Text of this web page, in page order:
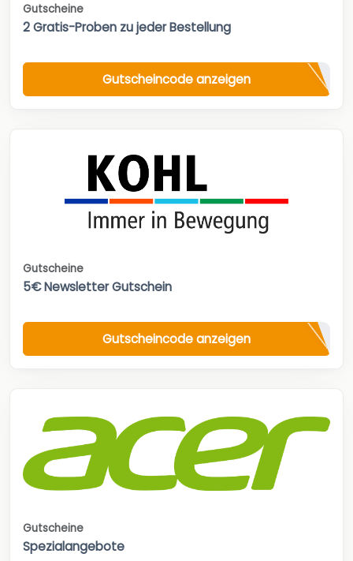
Gutscheine
2 Gratis-Proben zu jeder Bestellung
Gutscheincode anzeigen
Gutscheine
5€ Newsletter Gutschein
Gutscheincode anzeigen
Gutscheine
Spezialangebote